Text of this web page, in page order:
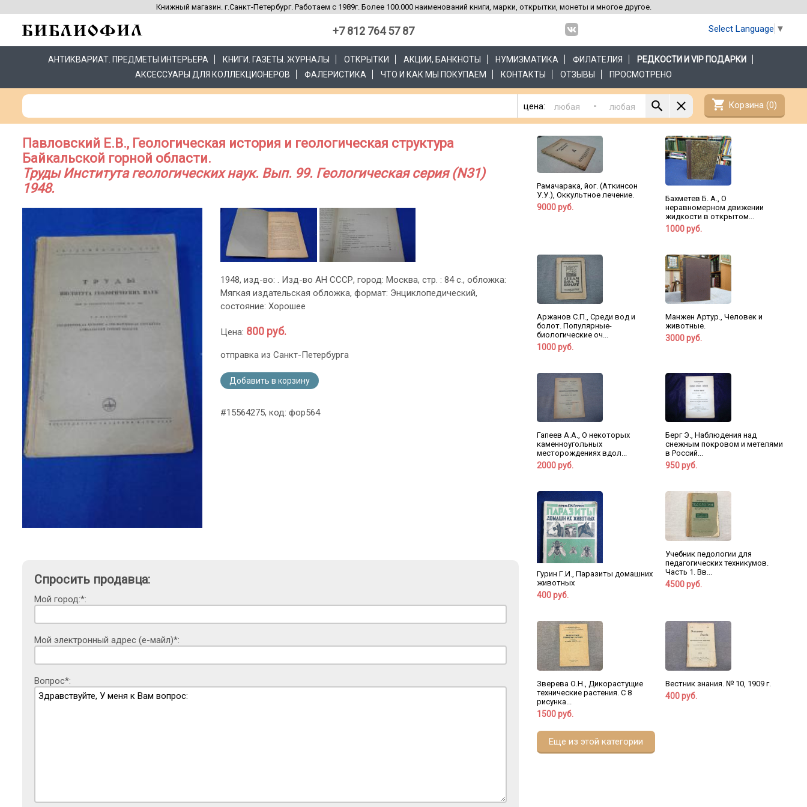
Книжный магазин. г.Санкт-Петербург. Работаем с 1989г. Более 100.000 наименований книги, марки, открытки, монеты и многое другое.
+7 812 764 57 87 Select Language ▼
АНТИКВАРИАТ. ПРЕДМЕТЫ ИНТЕРЬЕРА КНИГИ. ГАЗЕТЫ. ЖУРНАЛЫ ОТКРЫТКИ АКЦИИ, БАНКНОТЫ НУМИЗМАТИКА ФИЛАТЕЛИЯ
РЕДКОСТИ И VIP ПОДАРКИ
АКСЕССУАРЫ ДЛЯ КОЛЛЕКЦИОНЕРОВ
ФАЛЕРИСТИКА ЧТО И КАК МЫ ПОКУПАЕМ КОНТАКТЫ ОТЗЫВЫ ПРОСМОТРЕНО
цена: - shopping_cart Корзина (0)
Павловский Е.В., Геологическая история и геологическая структура
Байкальской горной области.
Труды Института геологических наук. Вып. 99. Геологическая серия (N31)
1948.
1948, изд-во: . Изд-во АН СССР, город: Москва, стр. : 84 с., обложка:
Мягкая издательская обложка, формат: Энциклопедический,
состояние: Хорошее
Цена: 800 руб.
отправка из Санкт-Петербурга
Добавить в корзину
#15564275, код: фор564
Спросить продавца:
Мой город:*:
Мой электронный адрес (е-майл)*:
Вопрос*:
Рамачарака, йог. (Аткинсон
У.У.), Оккультное лечение.
9000 руб.
Бахметев Б. А., О
неравномерном движении
жидкости в открытом...
1000 руб.
Аржанов С.П., Среди вод и
болот. Популярные-
биологические оч...
1000 руб.
Манжен Артур., Человек и
животные.
3000 руб.
Гапеев А.А., О некоторых
каменноугольных
месторождениях вдол...
2000 руб.
Берг Э., Наблюдения над
снежным покровом и метелями
в Россий...
950 руб.
Гурин Г.И., Паразиты домашних
животных
400 руб.
Учебник педологии для
педагогических техникумов.
Часть 1. Вв...
4500 руб.
Зверева О.Н., Дикорастущие
технические растения. С 8
рисунка...
1500 руб.
Вестник знания. № 10, 1909 г.
400 руб.
Еще из этой категории